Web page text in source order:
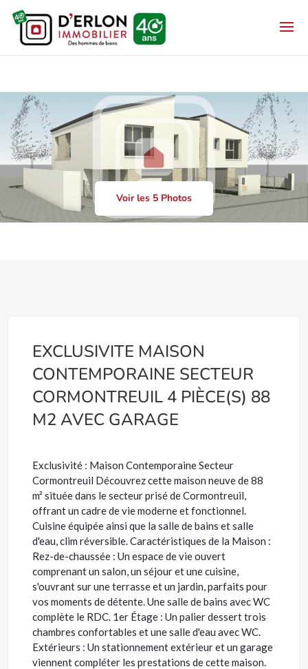
Voir les 5 Photos
EXCLUSIVITE MAISON
CONTEMPORAINE SECTEUR
CORMONTREUIL 4 PIÈCE(S) 88
M2 AVEC GARAGE
Exclusivité : Maison Contemporaine Secteur
Cormontreuil Découvrez cette maison neuve de 88
m² située dans le secteur prisé de Cormontreuil,
offrant un cadre de vie moderne et fonctionnel.
Cuisine équipée ainsi que la salle de bains et salle
d'eau, clim réversible. Caractéristiques de la Maison :
Rez-de-chaussée : Un espace de vie ouvert
comprenant un salon, un séjour et une cuisine,
s'ouvrant sur une terrasse et un jardin, parfaits pour
vos moments de détente. Une salle de bains avec WC
complète le RDC. 1er Étage : Un palier dessert trois
chambres confortables et une salle d'eau avec WC.
Extérieurs : Un stationnement extérieur et un garage
viennent compléter les prestations de cette maison.